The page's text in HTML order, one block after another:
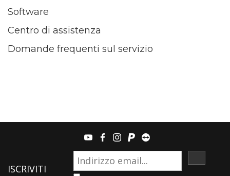
Software
Centro di assistenza
Domande frequenti sul servizio
youtubefacebook
instagram
paypalteamviewer
ISCRIVITI